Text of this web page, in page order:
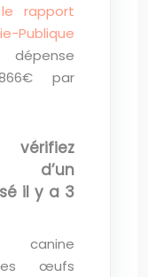
rapport
par
d’un
il y a 3
Les œufs